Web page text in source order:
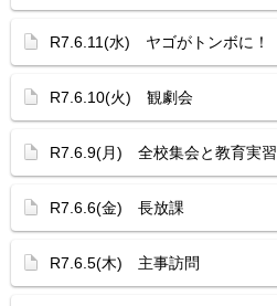
R7.6.11(水) ヤゴがトンボに！
R7.6.10(火) 観劇会
R7.6.9(月) 全校集会と教育実習
R7.6.6(金) 長放課
R7.6.5(木) 主事訪問